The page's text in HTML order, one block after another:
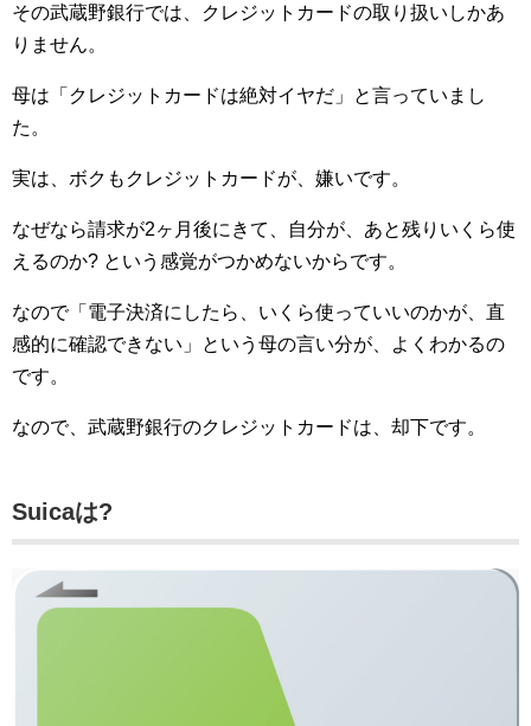
その武蔵野銀行では、クレジットカードの取り扱いしかあ
りません。
母は「クレジットカードは絶対イヤだ」と言っていまし
た。
実は、ボクもクレジットカードが、嫌いです。
なぜなら請求が2ヶ月後にきて、自分が、あと残りいくら使
えるのか? という感覚がつかめないからです。
なので「電子決済にしたら、いくら使っていいのかが、直
感的に確認できない」という母の言い分が、よくわかるの
です。
なので、武蔵野銀行のクレジットカードは、却下です。
Suicaは?